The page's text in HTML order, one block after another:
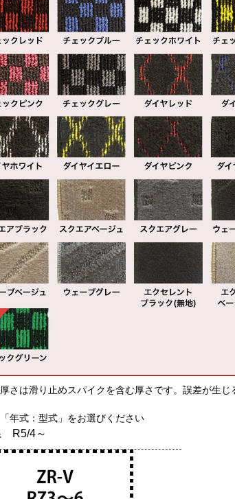
さは滑り止めスパイクを含む厚さです。誤差が生じ
年式：型式」をお選びください
R5/4～